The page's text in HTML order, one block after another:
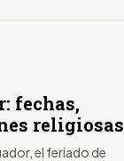
fechas,
religiosas
el feriado de